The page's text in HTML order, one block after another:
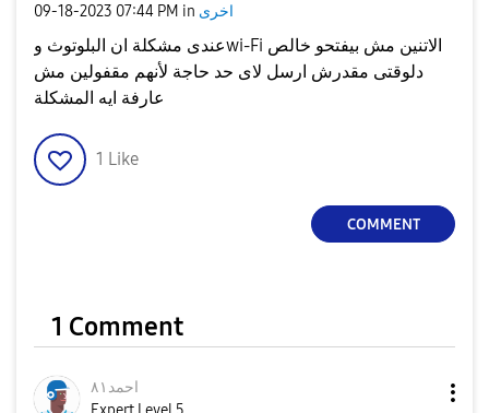
‎09-18-2023 07:44 PM in اخرى
عندى مشكلة ان البلوتوث وwi-Fi الاتنين مش بيفتحو خالص
دلوقتى مقدرش ارسل لاى حد حاجة لأنهم مقفولين مش
1 Like
COMMENT
1 Comment
احمد٨١